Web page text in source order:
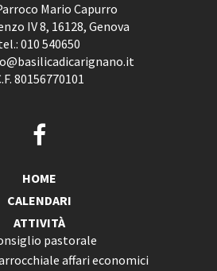
Mario Capurro
IV 8, 16128, Genova
010 540650
80156770101
HOME
CALENDARI
ATTIVITÀ
pastorale
affari economici